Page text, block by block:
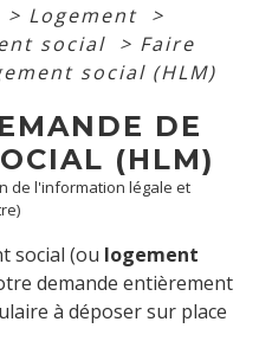
> Logement >
social > Faire
social (HLM)
DE
(HLM)
de l'information légale et
social (ou logement
demande entièrement
à déposer sur place